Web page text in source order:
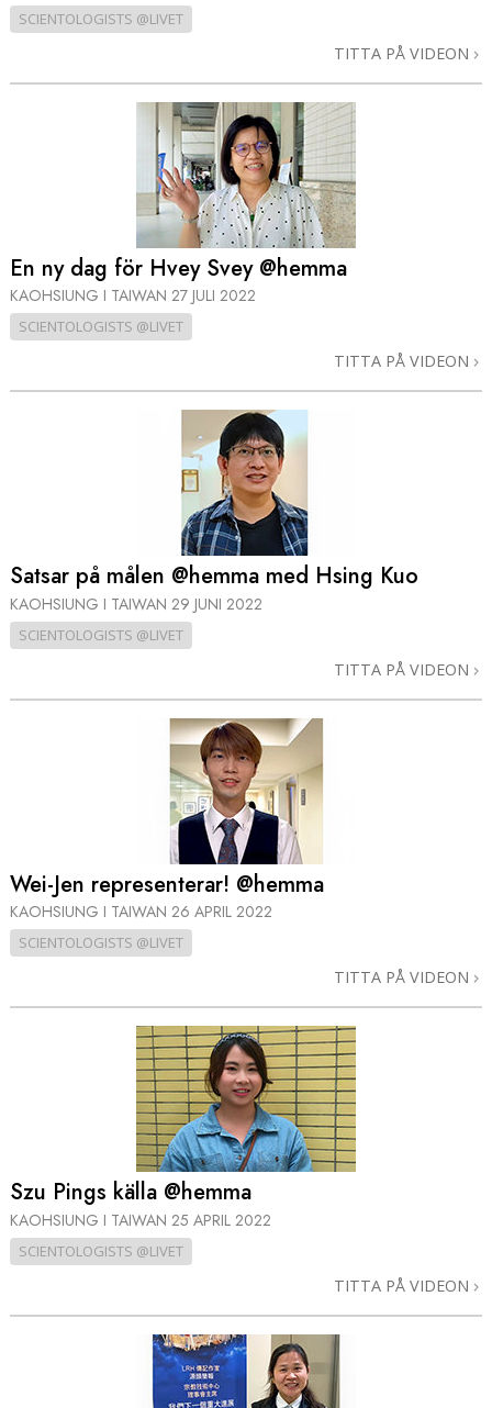
SCIENTOLOGISTS @LIVET
TITTA PÅ VIDEON
En ny dag för Hvey Svey @hemma
KAOHSIUNG I TAIWAN 27 JULI 2022
SCIENTOLOGISTS @LIVET
TITTA PÅ VIDEON
Satsar på målen @hemma med Hsing Kuo
KAOHSIUNG I TAIWAN 29 JUNI 2022
SCIENTOLOGISTS @LIVET
TITTA PÅ VIDEON
Wei-Jen representerar! @hemma
KAOHSIUNG I TAIWAN 26 APRIL 2022
SCIENTOLOGISTS @LIVET
TITTA PÅ VIDEON
Szu Pings källa @hemma
KAOHSIUNG I TAIWAN 25 APRIL 2022
SCIENTOLOGISTS @LIVET
TITTA PÅ VIDEON